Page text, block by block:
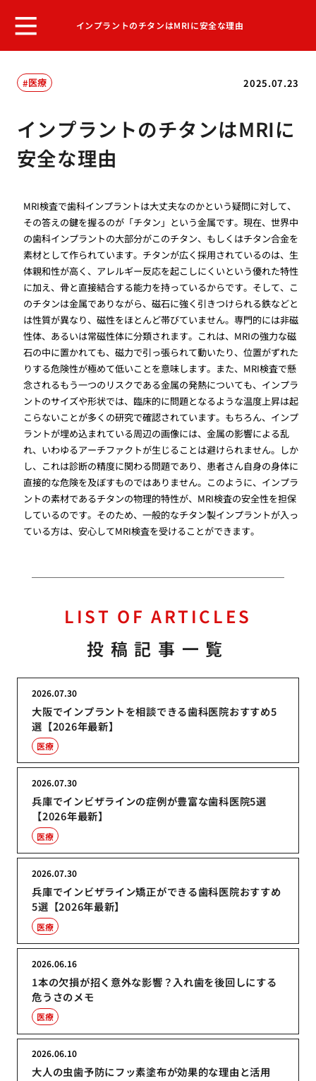
インプラントのチタンはMRIに安全な理由
2025.07.23
医療
インプラントのチタンはMRIに
安全な理由
MRI検査で歯科インプラントは大丈夫なのかという疑問に対して、
その答えの鍵を握るのが「チタン」という金属です。現在、世界中
の歯科インプラントの大部分がこのチタン、もしくはチタン合金を
素材として作られています。チタンが広く採用されているのは、生
体親和性が高く、アレルギー反応を起こしにくいという優れた特性
に加え、骨と直接結合する能力を持っているからです。そして、こ
のチタンは金属でありながら、磁石に強く引きつけられる鉄などと
は性質が異なり、磁性をほとんど帯びていません。専門的には非磁
性体、あるいは常磁性体に分類されます。これは、MRIの強力な磁
石の中に置かれても、磁力で引っ張られて動いたり、位置がずれた
りする危険性が極めて低いことを意味します。また、MRI検査で懸
念されるもう一つのリスクである金属の発熱についても、インプラ
ントのサイズや形状では、臨床的に問題となるような温度上昇は起
こらないことが多くの研究で確認されています。もちろん、インプ
ラントが埋め込まれている周辺の画像には、金属の影響による乱
れ、いわゆるアーチファクトが生じることは避けられません。しか
し、これは診断の精度に関わる問題であり、患者さん自身の身体に
直接的な危険を及ぼすものではありません。このように、インプラ
ントの素材であるチタンの物理的特性が、MRI検査の安全性を担保
しているのです。そのため、一般的なチタン製インプラントが入っ
ている方は、安心してMRI検査を受けることができます。
LIST OF ARTICLES
投稿記事一覧
大阪でインプラントを相談できる歯科医院おすすめ5
選【2026年最新】
2026.07.30
医療
兵庫でインビザラインの症例が豊富な歯科医院5選
【2026年最新】
2026.07.30
医療
兵庫でインビザライン矯正ができる歯科医院おすすめ
5選【2026年最新】
2026.07.30
医療
1本の欠損が招く意外な影響？入れ歯を後回しにする
危うさのメモ
2026.06.16
医療
大人の虫歯予防にフッ素塗布が効果的な理由と活用
2026.06.10